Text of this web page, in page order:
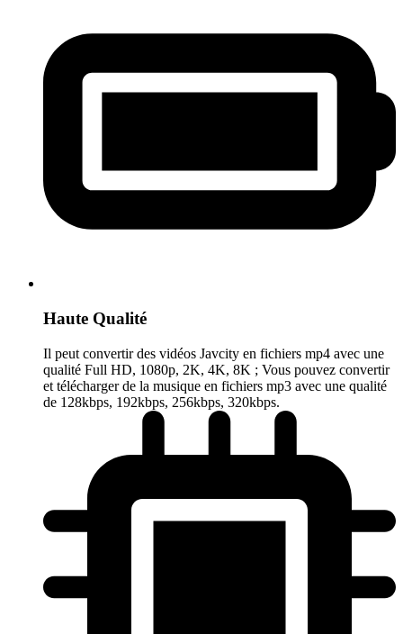
Haute Qualité
Il peut convertir des vidéos Javcity en fichiers mp4 avec une
qualité Full HD, 1080p, 2K, 4K, 8K ; Vous pouvez convertir
et télécharger de la musique en fichiers mp3 avec une qualité
de 128kbps, 192kbps, 256kbps, 320kbps.